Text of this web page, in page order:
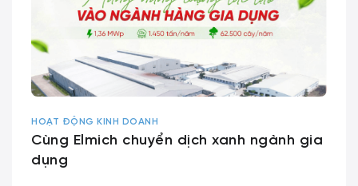
HOẠT ĐỘNG KINH DOANH
Cùng Elmich chuyển dịch xanh ngành gia
dụng